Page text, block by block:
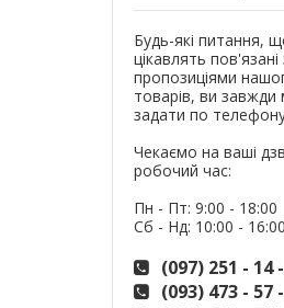
Будь-які питання,
цікавлять пов'язані
пропозиціями
товарів, ви
задати по
Чекаємо на ваші
робочий час:
Пн - Пт: 9:00 - 18:00
Сб - Нд: 10:00 - 16:00
(097) 251 - 14
(093) 473 - 57